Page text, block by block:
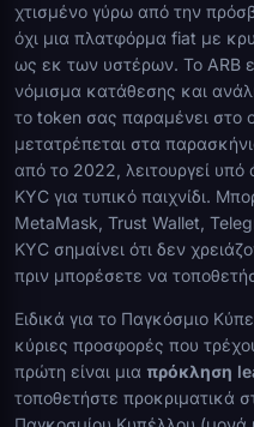
χτισμένο γύρω από την
όχι μια πλατφόρμα fiat με
ως εκ των υστέρων. Το ARB
νόμισμα κατάθεσης και
το token σας παραμένει στο
μετατρέπεται στα
από το 2022, λειτουργεί υπό
KYC για τυπικό παιχνίδι.
MetaMask, Trust Wallet,
KYC σημαίνει ότι δεν
πριν μπορέσετε να
Ειδικά για το Παγκόσμιο
κύριες προσφορές που
πρώτη είναι μια πρόκληση
τοποθετήστε προκριματικά